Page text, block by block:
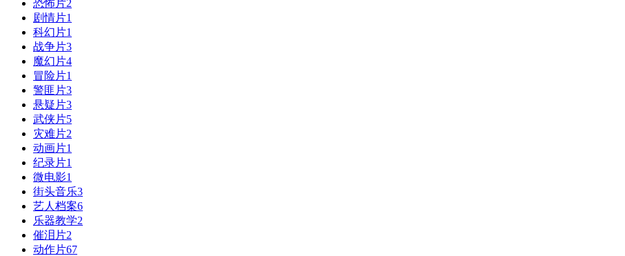
恐怖片2
剧情片1
科幻片1
战争片3
魔幻片4
冒险片1
警匪片3
悬疑片3
武侠片5
灾难片2
动画片1
纪录片1
微电影1
街头音乐3
艺人档案6
乐器教学2
催泪片2
动作片67